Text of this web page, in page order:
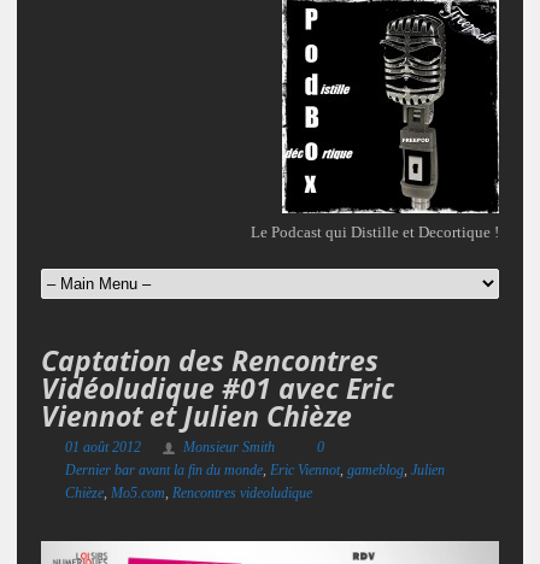
Le Podcast qui Distille et Decortique !
Captation des Rencontres
Vidéoludique #01 avec Eric
Viennot et Julien Chièze
01 août 2012 Monsieur Smith
0
Dernier bar avant la fin du monde, Eric Viennot, gameblog, Julien
Chièze, Mo5.com, Rencontres videoludique